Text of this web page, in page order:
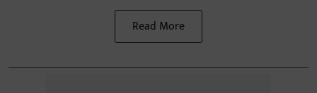
Read More